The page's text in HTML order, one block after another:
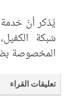
يُذكر أنّ خدمة
شبكة
المخصوصة
تعليقات القراء